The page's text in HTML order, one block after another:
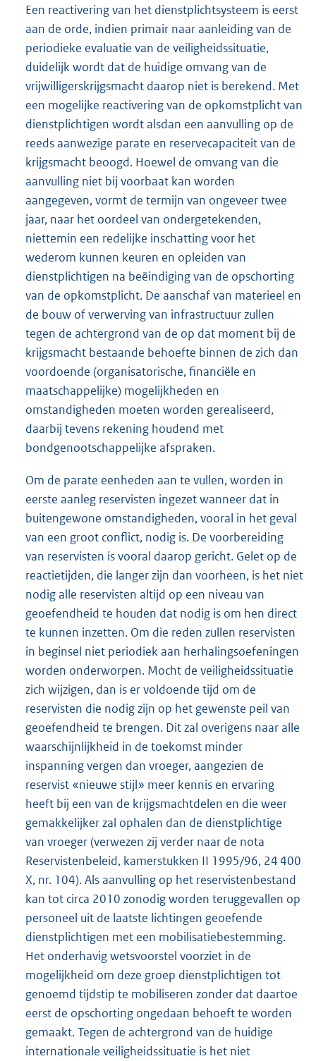
Een reactivering van het dienstplichtsysteem is eerst
aan de orde, indien primair naar aanleiding van de
periodieke evaluatie van de veiligheidssituatie,
duidelijk wordt dat de huidige omvang van de
vrijwilligerskrijgsmacht daarop niet is berekend. Met
een mogelijke reactivering van de opkomstplicht van
dienstplichtigen wordt alsdan een aanvulling op de
reeds aanwezige parate en reservecapaciteit van de
krijgsmacht beoogd. Hoewel de omvang van die
aanvulling niet bij voorbaat kan worden
aangegeven, vormt de termijn van ongeveer twee
jaar, naar het oordeel van ondergetekenden,
niettemin een redelijke inschatting voor het
wederom kunnen keuren en opleiden van
dienstplichtigen na beëindiging van de opschorting
van de opkomstplicht. De aanschaf van materieel en
de bouw of verwerving van infrastructuur zullen
tegen de achtergrond van de op dat moment bij de
krijgsmacht bestaande behoefte binnen de zich dan
voordoende (organisatorische, financiële en
maatschappelijke) mogelijkheden en
omstandigheden moeten worden gerealiseerd,
daarbij tevens rekening houdend met
bondgenootschappelijke afspraken.
Om de parate eenheden aan te vullen, worden in
eerste aanleg reservisten ingezet wanneer dat in
buitengewone omstandigheden, vooral in het geval
van een groot conflict, nodig is. De voorbereiding
van reservisten is vooral daarop gericht. Gelet op de
reactietijden, die langer zijn dan voorheen, is het niet
nodig alle reservisten altijd op een niveau van
geoefendheid te houden dat nodig is om hen direct
te kunnen inzetten. Om die reden zullen reservisten
in beginsel niet periodiek aan herhalingsoefeningen
worden onderworpen. Mocht de veiligheidssituatie
zich wijzigen, dan is er voldoende tijd om de
reservisten die nodig zijn op het gewenste peil van
geoefendheid te brengen. Dit zal overigens naar alle
waarschijnlijkheid in de toekomst minder
inspanning vergen dan vroeger, aangezien de
reservist «nieuwe stijl» meer kennis en ervaring
heeft bij een van de krijgsmachtdelen en die weer
gemakkelijker zal ophalen dan de dienstplichtige
van vroeger (verwezen zij verder naar de nota
Reservistenbeleid, kamerstukken II 1995/96, 24 400
X, nr. 104). Als aanvulling op het reservistenbestand
kan tot circa 2010 zonodig worden teruggevallen op
personeel uit de laatste lichtingen geoefende
dienstplichtigen met een mobilisatiebestemming.
Het onderhavig wetsvoorstel voorziet in de
mogelijkheid om deze groep dienstplichtigen tot
genoemd tijdstip te mobiliseren zonder dat daartoe
eerst de opschorting ongedaan behoeft te worden
gemaakt. Tegen de achtergrond van de huidige
internationale veiligheidssituatie is het niet